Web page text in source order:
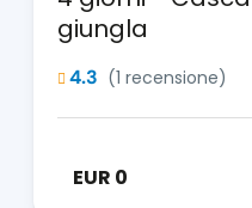
Pasti inclusi:
Pernottamento a
Pasti inclusi:
giungla
4.3 (1 recensione)
EUR 0